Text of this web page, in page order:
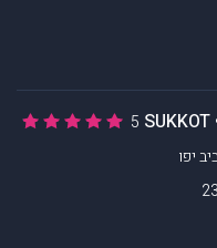
SUKKOT
5
יפו